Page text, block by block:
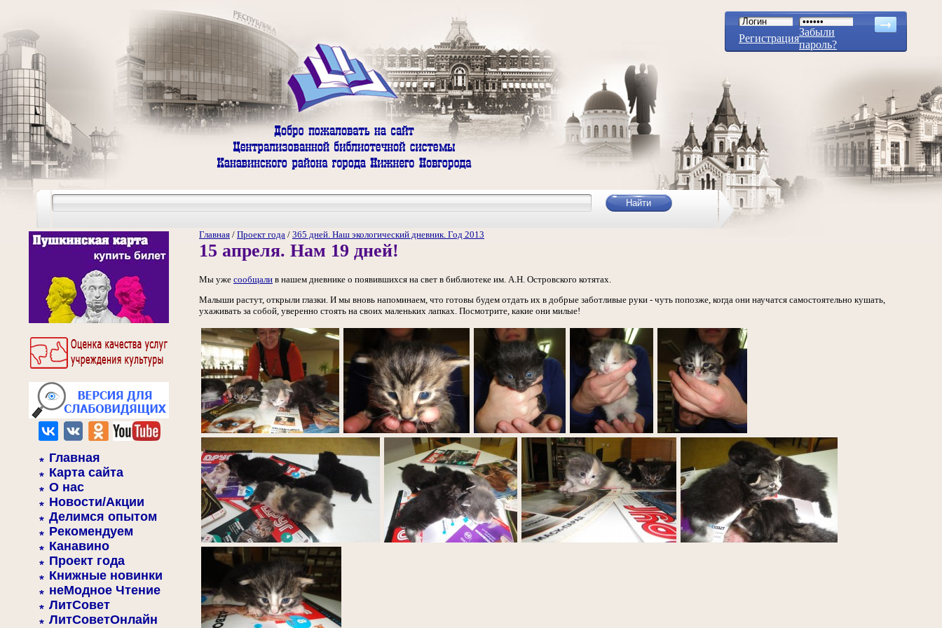
Регистрация
Забыли
пароль?
Главная
Карта сайта
О нас
Новости/Акции
Делимся опытом
Рекомендуем
Канавино
Проект года
Книжные новинки
неМодное Чтение
ЛитСовет
ЛитСоветОнлайн
Главная / Проект года / 365 дней. Наш экологический дневник. Год 2013
15 апреля. Нам 19 дней!
Мы уже сообщали в нашем дневнике о появившихся на свет в библиотеке им. А.Н. Островского котятах.
Малыши растут, открыли глазки. И мы вновь напоминаем, что готовы будем отдать их в добрые заботливые руки - чуть попозже, когда они научатся самостоятельно кушать,
ухаживать за собой, уверенно стоять на своих маленьких лапках. Посмотрите, какие они милые!